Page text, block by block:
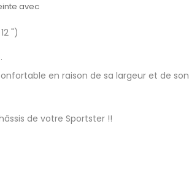
avec
")
en raison de sa largeur et de son
de votre Sportster !!